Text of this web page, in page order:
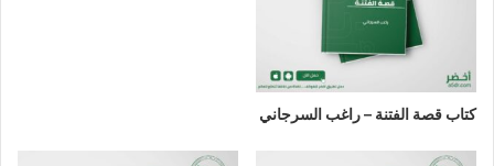
كتاب قصة الفتنة – راغب السرجاني